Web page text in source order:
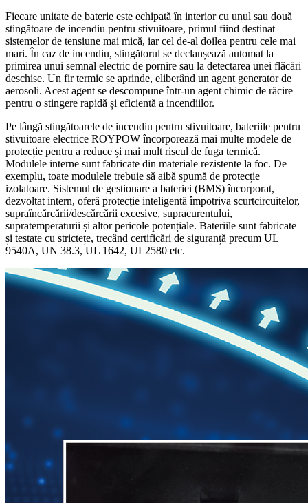
Fiecare unitate de baterie este echipată în interior cu unul sau două
stingătoare de incendiu pentru stivuitoare, primul fiind destinat
sistemelor de tensiune mai mică, iar cel de-al doilea pentru cele mai
mari. În caz de incendiu, stingătorul se declanșează automat la
primirea unui semnal electric de pornire sau la detectarea unei flăcări
deschise. Un fir termic se aprinde, eliberând un agent generator de
aerosoli. Acest agent se descompune într-un agent chimic de răcire
pentru o stingere rapidă și eficientă a incendiilor.
Pe lângă stingătoarele de incendiu pentru stivuitoare, bateriile pentru
stivuitoare electrice ROYPOW încorporează mai multe modele de
protecție pentru a reduce și mai mult riscul de fuga termică.
Modulele interne sunt fabricate din materiale rezistente la foc. De
exemplu, toate modulele trebuie să aibă spumă de protecție
izolatoare. Sistemul de gestionare a bateriei (BMS) încorporat,
dezvoltat intern, oferă protecție inteligentă împotriva scurtcircuitelor,
supraîncărcării/descărcării excesive, supracurentului,
supratemperaturii și altor pericole potențiale. Bateriile sunt fabricate
și testate cu strictețe, trecând certificări de siguranță precum UL
9540A, UN 38.3, UL 1642, UL2580 etc.